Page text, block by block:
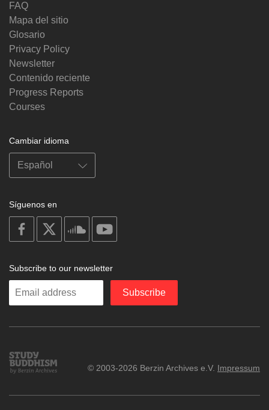
FAQ
Mapa del sitio
Glosario
Privacy Policy
Newsletter
Contenido reciente
Progress Reports
Courses
Cambiar idioma
Síguenos en
on
facebook
soundcloud
Subscribe to our newsletter
Enter
Subscribe
Study
Buddhism
© 2003-2026 Berzin Archives e.V. Impressum